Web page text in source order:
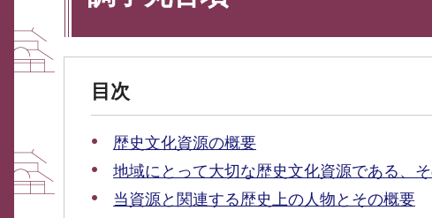
目次
歴史文化資源の概要
地域にとって大切な歴史文化資源である、
当資源と関連する歴史上の人物とその概要